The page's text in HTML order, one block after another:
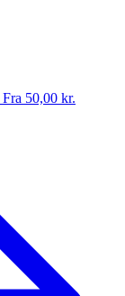
Fra 50,00 kr.